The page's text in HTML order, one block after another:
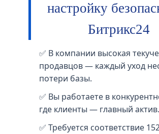
настройку
Битрикс24
✅ В компании высокая
продавцов — каждый уход
потери базы.
✅ Вы работаете в
где клиенты — главный актив.
✅ Требуется соответствие